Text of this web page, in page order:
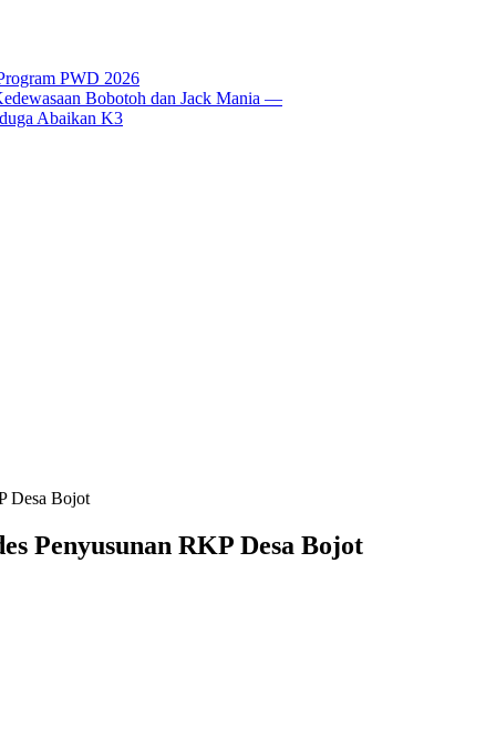
PWD 2026
Bobotoh dan Jack Mania —
Abaikan K3
Desa Bojot
Penyusunan RKP Desa Bojot